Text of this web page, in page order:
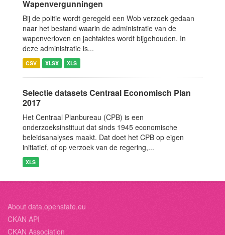
Wapenvergunningen
Bij de politie wordt geregeld een Wob verzoek gedaan
naar het bestand waarin de administratie van de
wapenverloven en jachtaktes wordt bijgehouden. In
deze administratie is...
CSV XLSX XLS
Selectie datasets Centraal Economisch Plan
2017
Het Centraal Planbureau (CPB) is een
onderzoeksinstituut dat sinds 1945 economische
beleidsanalyses maakt. Dat doet het CPB op eigen
initiatief, of op verzoek van de regering,...
XLS
About data.openstate.eu
CKAN API
CKAN Association